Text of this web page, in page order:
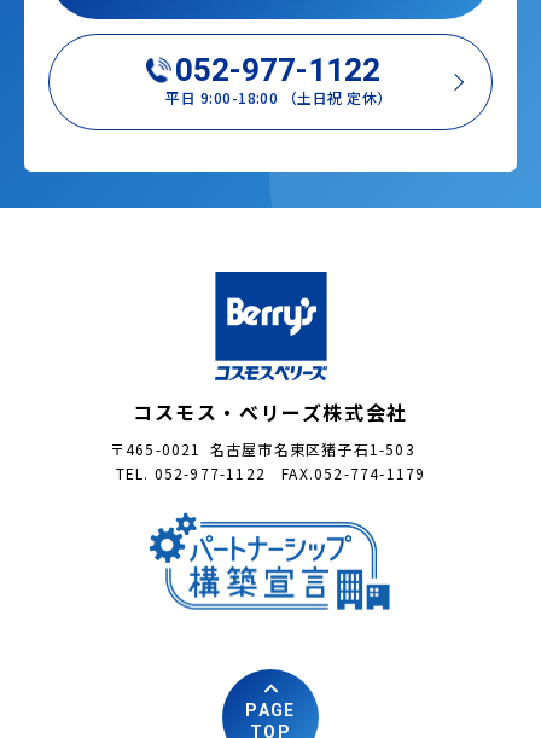
052-977-1122
平日 9:00-18:00 （土日祝 定休）
コスモス・ベリーズ株式会社
〒465-0021 名古屋市名東区猪子石1-503
TEL. 052-977-1122 FAX.052-774-1179
PAGE
TOP